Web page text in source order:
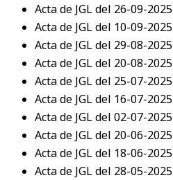
Acta de JGL del 26-09-2025
Acta de JGL del 10-09-2025
Acta de JGL del 29-08-2025
Acta de JGL del 20-08-2025
Acta de JGL del 25-07-2025
Acta de JGL del 16-07-2025
Acta de JGL del 02-07-2025
Acta de JGL del 20-06-2025
Acta de JGL del 18-06-2025
Acta de JGL del 28-05-2025